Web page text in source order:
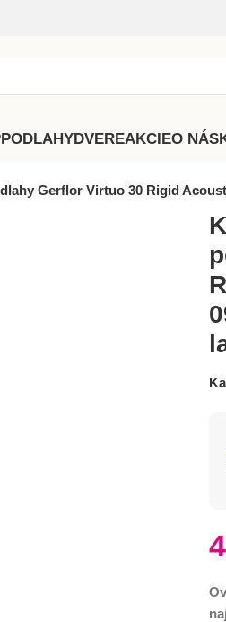
PODLAHYDVEREAKCIEO NÁS
Gerflor Virtuo 30 Rigid